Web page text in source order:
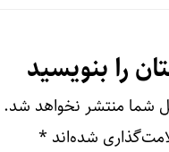
را بنویسید
شما منتشر نخواهد شد.
شده‌اند *